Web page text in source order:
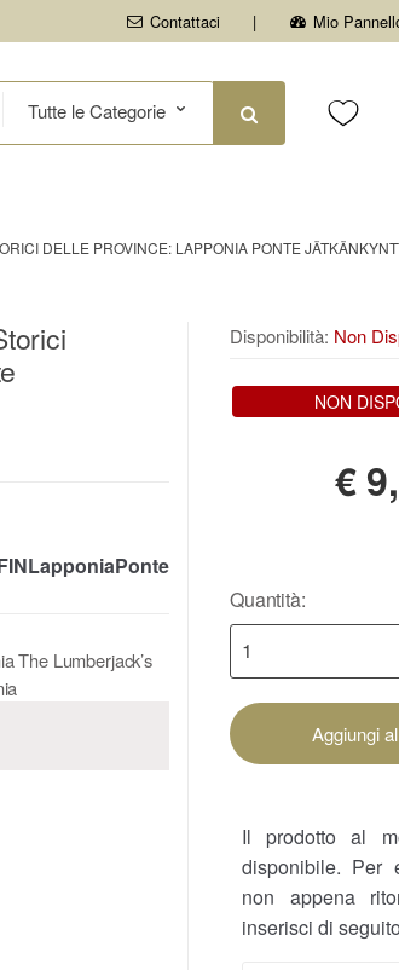
Contattaci Mio
DELLE PROVINCE: LAPPONIA PONTE
The Lumberjack’s
Disponibilità: Non
NON
€
Quantità:
Aggiungi
Il prodotto al
disponibile. Per
non appena
inserisci di